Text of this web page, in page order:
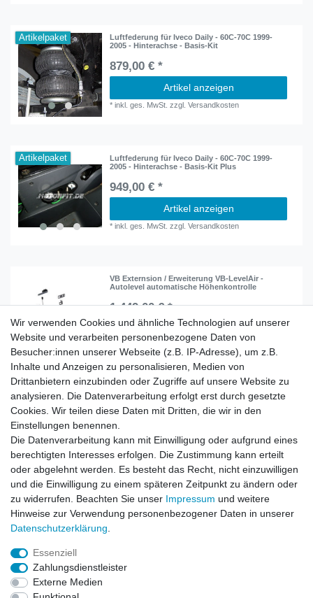
Artikelpaket
Luftfederung für Iveco Daily - 60C-70C 1999-
2005 - Hinterachse - Basis-Kit
879,00 € *
Artikel anzeigen
*inkl. ges. MwSt. zzgl.Versandkosten
Artikelpaket
Luftfederung für Iveco Daily - 60C-70C 1999-
2005 - Hinterachse - Basis-Kit Plus
949,00 € *
Artikel anzeigen
*inkl. ges. MwSt. zzgl.Versandkosten
VB Externsion / Erweiterung VB-LevelAir -
Autolevel automatische Höhenkontrolle
1.449,00 € *
In den Warenkorb
Zahlung und Versand
Impressum Daten­schutz­erklärung AGB
Barrierefreiheitserklärung Widerrufs­recht
Vertrag widerrufen
Wir verwenden Cookies und ähnliche Technologien auf unserer
Website und verarbeiten personenbezogene Daten von
Besucher:innen unserer Webseite (z.B. IP-Adresse), um z.B.
Inhalte und Anzeigen zu personalisieren, Medien von
Drittanbietern einzubinden oder Zugriffe auf unsere Website zu
analysieren. Die Datenverarbeitung erfolgt erst durch gesetzte
Cookies. Wir teilen diese Daten mit Dritten, die wir in den
Einstellungen benennen.
Die Datenverarbeitung kann mit Einwilligung oder aufgrund eines
berechtigten Interesses erfolgen. Die Zustimmung kann erteilt
oder abgelehnt werden. Es besteht das Recht, nicht einzuwilligen
und die Einwilligung zu einem späteren Zeitpunkt zu ändern oder
zu widerrufen. Beachten Sie unser Impressum und weitere
Hinweise zur Verwendung personenbezogener Daten in unserer
Daten­schutz­erklärung
Essenziell
Zahlungsdienstleister
Externe Medien